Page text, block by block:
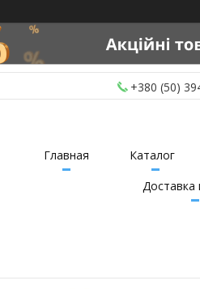
+380 (50)
Главная Каталог
Доставка